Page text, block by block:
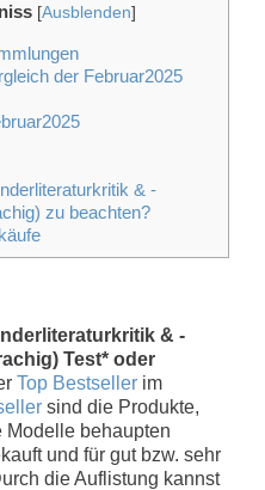
[Ausblenden]
der Februar2025
& -
zu beachten?
& -
Test* oder
Top Bestseller im
sind die Produkte,
behaupten
und für gut bzw. sehr
die Auflistung kannst